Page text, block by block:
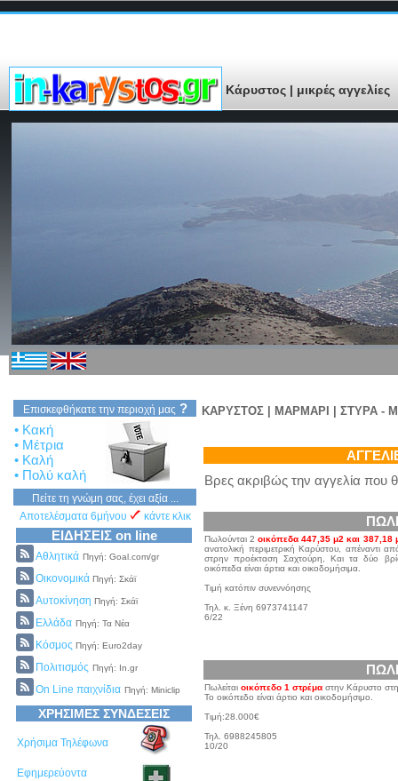
Κάρυστος | μικρές αγγελίες
Επισκεφθήκατε την περιοχή μας ?
• Κακή
• Μέτρια
• Καλή
• Πολύ καλή
Πείτε τη γνώμη σας, έχει αξία ...
Αποτελέσματα 6μήνου
κάντε κλικ
ΕΙΔΗΣΕΙΣ on line
Αθλητικά Πηγή: Goal.com/gr
Οικονομικά Πηγή: Σκάϊ
Αυτοκίνηση Πηγή: Σκάϊ
Ελλάδα Πηγή: Τα Νέα
Κόσμος Πηγή: Euro2day
Πολιτισμός Πηγή: In.gr
On Line παιχνίδια Πηγή: Miniclip
ΧΡΗΣΙΜΕΣ ΣΥΝΔΕΣΕΙΣ
Χρήσιμα Τηλέφωνα
Εφημερεύοντα
ΚΑΡΥΣΤΟΣ | ΜΑΡΜΑΡΙ | ΣΤΥΡΑ -
Βρες ακριβώς την αγγελία που
Πωλούνται 2οικόπεδα 447,35 μ2 και 387,18
ανατολική περιμετρική Καρύστου, απέναντι
στρην προέκταση Σαχτούρη, Και τα δύο
οικόπεδα είναι άρτια και οικοδομήσιμα.
Τιμή κατόπιν συνεννόησης
Τηλ. κ. Ξένη 6973741147
6/22
Πωλείται οικόπεδο 1 στρέμα στην Κάρυστο
Το οικόπεδο είναι άρτιο και οικοδομήσιμο.
Τιμή:28.000€
Τηλ. 6988245805
10/20